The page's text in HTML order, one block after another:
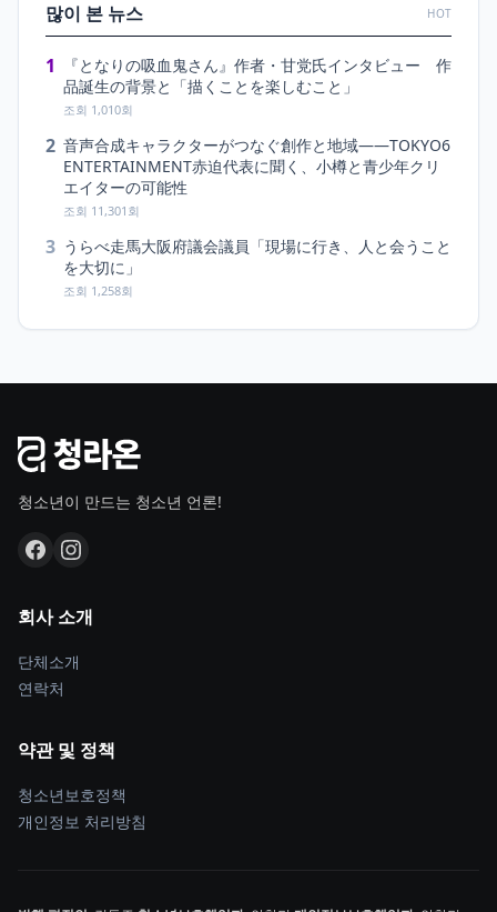
많이 본 뉴스 HOT
1
『となりの吸血鬼さん』作者・甘党氏インタビュー 作
品誕生の背景と「描くことを楽しむこと」
조회 1,010회
2 音声合成キャラクターがつなぐ創作と地域――TOKYO6
ENTERTAINMENT赤迫代表に聞く、小樽と青少年クリ
エイターの可能性
조회 11,301회
3 うらべ走馬大阪府議会議員「現場に行き、人と会うこと
を大切に」
조회 1,258회
청소년이 만드는 청소년 언론!
회사 소개
단체소개
연락처
약관 및 정책
청소년보호정책
개인정보 처리방침